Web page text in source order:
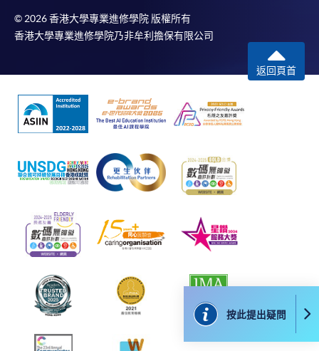
以上中文本純作參考之用，如內容與英文版本有任何歧義，一
切以英文版本為準。
付款方法
1. 現金、「易辦事」（EPS）、微信支付
申請人可親臨學院任何一所報名中心，以現金、「易
辦事」、微信支付（WeChat Pay）或支付寶
2. 支票或銀行本票
如以劃線支票或銀行本票繳付，抬頭請註明「香港大
學專業進修學院」。支票背面請寫上課程名稱及申請
人姓名。 閣下可：
親臨學院各報名中心遞交劃線支票、報名表格及有關
按此提出疑問
折
© 2026 香港大學專業進修學院 版權所有
香港大學專業進修學院乃非牟利擔保有限公司
返回頁首